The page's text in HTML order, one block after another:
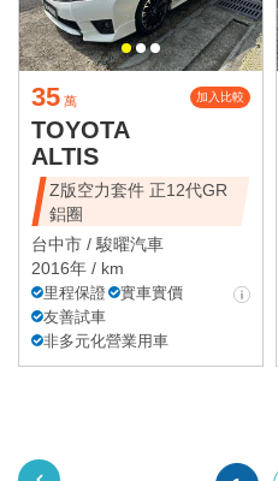
35 萬 加入比較
TOYOTA
ALTIS
Z版空力套件 正12代GR
鋁圈
台中市 / 駿曜汽車
2016年 / km
里程保證
實車實價
友善試車
非多元化營業用車